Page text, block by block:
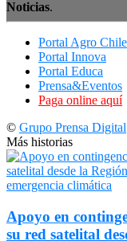
Noticias.
Portal Agro Chile
Portal Innova
Portal Educa
Prensa&Eventos
Paga online aquí
© Grupo Prensa Digital
Más historias
Apoyo en
su red satelital